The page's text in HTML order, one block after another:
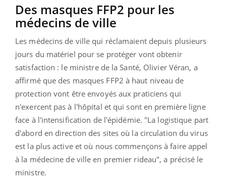
Des masques FFP2 pour les
médecins de ville
Les médecins de ville qui réclamaient depuis plusieurs
jours du matériel pour se protéger vont obtenir
satisfaction : le ministre de la Santé, Olivier Véran, a
affirmé que des masques FFP2 à haut niveau de
protection vont être envoyés aux praticiens qui
n'exercent pas à l'hôpital et qui sont en première ligne
face à l'intensification de l'épidémie. "La logistique part
d'abord en direction des sites où la circulation du virus
est la plus active et où nous commençons à faire appel
à la médecine de ville en premier rideau", a précisé le
ministre.